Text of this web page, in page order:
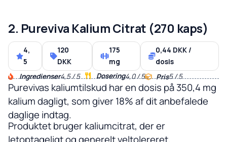
2. Pureviva Kalium Citrat (270 kaps)
4,
5
120
DKK
175
mg
0,44 DKK /
dosis
Ingredienser4,5 / 5 Dosering4,0 / 5 Pris5 / 5
Purevivas kaliumtilskud har en dosis på 350,4 mg
kalium dagligt, som giver 18% af dit anbefalede
daglige indtag.
Produktet bruger kaliumcitrat, der er
letoptageligt og generelt veltolereret.